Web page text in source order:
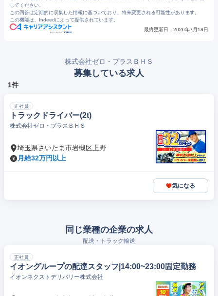
してください。
この回答は定期的に収集した情報に基づいており、将来変更される可能性があります。
この機能は、Indeedによって提供されています。
最終更新日： 2026年7月18日
株式会社ゼロ・プラスＢＨＳ
募集している求人
1件
正社員
トラックドライバー(2t)
株式会社ゼロ・プラスＢＨＳ
埼玉県さいたま市岩槻区上野
月給32万円以上
気になる
同じ業種の企業の求人
配送・トラック輸送
正社員
イオングループの配達スタッフ|14:00~23:00固定勤務
イオンネクストデリバリー株式会社